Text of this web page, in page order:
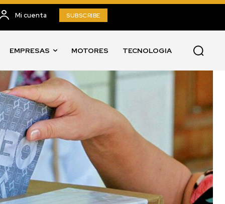
Mi cuenta SUBSCRIBE
EMPRESAS MOTORES TECNOLOGIA